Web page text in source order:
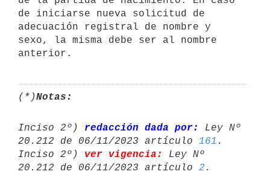
de iniciarse nueva solicitud de
adecuación registral de nombre y
sexo, la misma debe ser al nombre
anterior.
(*)Notas:
Inciso 2º) redacción dada por:
Ley Nº
20.212 de 06/11/2023 artículo 161 .
Inciso 2º) ver vigencia:
Ley Nº
20.212 de 06/11/2023 artículo 2